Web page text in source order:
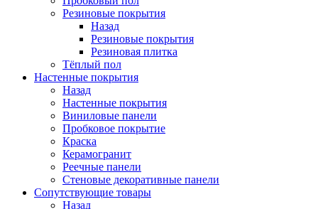
Резиновые покрытия
Назад
Резиновые покрытия
Резиновая плитка
Тёплый пол
Настенные покрытия
Назад
Настенные покрытия
Виниловые панели
Пробковое покрытие
Краска
Керамогранит
Реечные панели
Стеновые декоративные панели
Сопутствующие товары
Назад